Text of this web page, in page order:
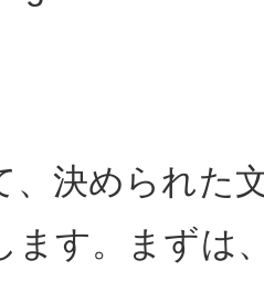
、決められた
ます。まずは